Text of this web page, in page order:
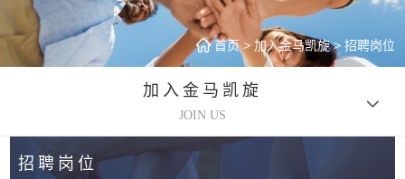
首页> 加入金马凯旋> 招聘岗位
加入金马凯旋
JOIN US
招聘岗位